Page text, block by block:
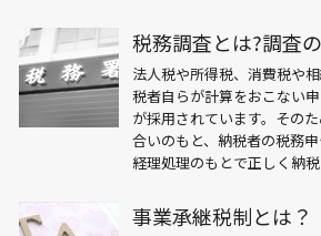
税務調査とは?調査
法人税や所得税、消費税や
税者自らが計算をおこない
が採用されています。その
合いのもと、納税者の税務
経理処理のもとで正しく納
事業承継税制とは？